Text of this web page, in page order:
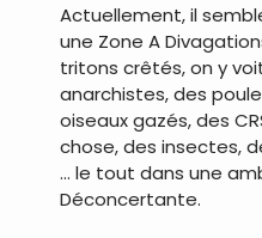
Actuellement, il
une Zone A
tritons crêtés, on y
anarchistes, des
oiseaux gazés, des
chose, des insectes,
… le tout dans une
Déconcertante.